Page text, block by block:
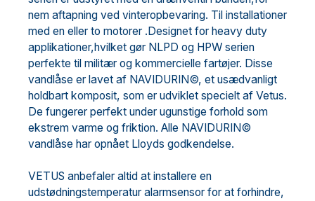
nem aftapning ved vinteropbevaring. Til installationer
med en eller to motorer .Designet for heavy duty
applikationer,hvilket gør NLPD og HPW serien
perfekte til militær og kommercielle fartøjer. Disse
vandlåse er lavet af NAVIDURIN©, et usædvanligt
holdbart komposit, som er udviklet specielt af Vetus.
De fungerer perfekt under ugunstige forhold som
ekstrem varme og friktion. Alle NAVIDURIN©
vandlåse har opnået Lloyds godkendelse.
VETUS anbefaler altid at installere en
udstødningstemperatur alarmsensor for at forhindre,